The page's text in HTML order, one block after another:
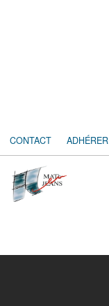
CONTACT ADHÉRER